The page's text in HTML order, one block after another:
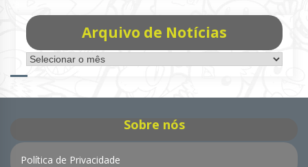
Arquivo de Notícias
Arquivo
de
Sobre nós
Política de Privacidade